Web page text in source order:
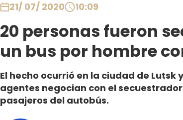
21/ 07/ 2020 10:09
20 personas fueron
un bus por hombre
El hecho ocurrió en la ciudad de
agentes negocian con el
pasajeros del autobús.